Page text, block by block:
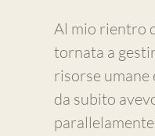
Al mio rientro
tornata a
risorse umane
da subito